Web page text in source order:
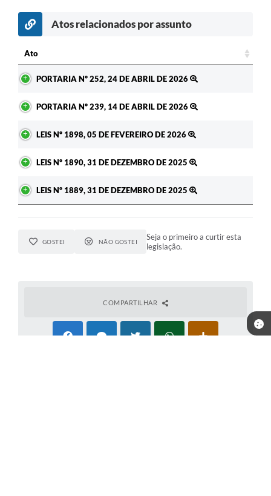
Atos relacionados por assunto
Ato
PORTARIA Nº 252, 24 DE ABRIL DE 2026
PORTARIA Nº 239, 14 DE ABRIL DE 2026
LEIS Nº 1898, 05 DE FEVEREIRO DE 2026
LEIS Nº 1890, 31 DE DEZEMBRO DE 2025
LEIS Nº 1889, 31 DE DEZEMBRO DE 2025
GOSTEI NÃO GOSTEI
Seja o primeiro a curtir esta
legislação.
COMPARTILHAR